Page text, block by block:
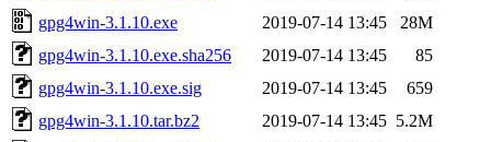
gpg4win-3.1.10.exe
2019-07-14 13:45
28M
gpg4win-3.1.10.exe.sha256
2019-07-14 13:45
85
gpg4win-3.1.10.exe.sig
2019-07-14 13:45
659
gpg4win-3.1.10.tar.bz2
2019-07-14 13:45 5.2M